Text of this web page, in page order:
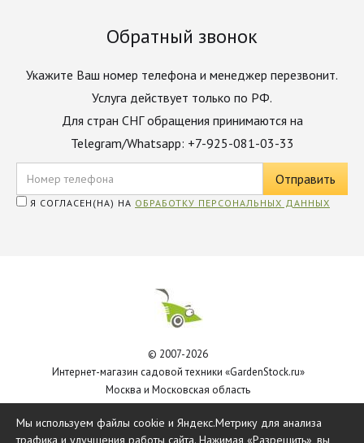
Обратный звонок
Укажите Ваш номер телефона и менеджер перезвонит.
Услуга действует только по РФ.
Для стран СНГ обращения принимаются на
Telegram/Whatsapp: +7-925-081-03-33
Я СОГЛАСЕН(НА) НА ОБРАБОТКУ ПЕРСОНАЛЬНЫХ ДАННЫХ
© 2007-2026
Интернет-магазин садовой техники «GardenStock.ru»
Москва и Московская область
Мы используем файлы cookie и Яндекс.Метрику для анализа
трафика и улучшения работы сайта. Нажимая «Разрешить», вы